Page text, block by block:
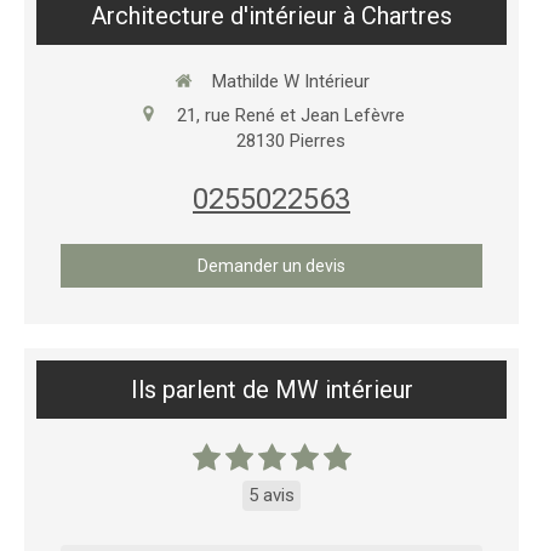
Architecture d'intérieur à Chartres
Mathilde W Intérieur
21, rue René et Jean Lefèvre
28130 Pierres
0255022563
Demander un devis
Ils parlent de MW intérieur
5 avis